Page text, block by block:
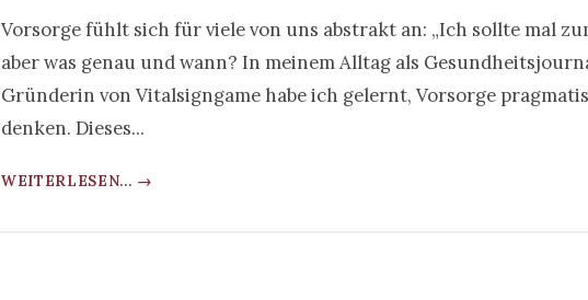
Vorsorge fühlt sich für viele von uns abstrakt an: „Ich sollte mal
aber was genau und wann? In meinem Alltag als
Gründerin von Vitalsigngame habe ich gelernt, Vorsorge
denken. Dieses...
WEITERLESEN... →